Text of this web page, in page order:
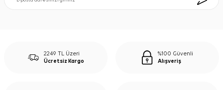
2249 TL Üzeri
Ücretsiz Kargo
%100 Güvenli
Alışveriş